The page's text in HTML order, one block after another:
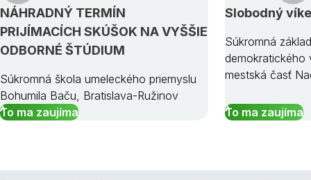
NÁHRADNÝ TERMÍN
PRIJÍMACÍCH SKÚŠOK NA VYŠŠIE
ODBORNÉ ŠTÚDIUM
Súkromná škola umeleckého priemyslu
Bohumila Baču, Bratislava-Ružinov
To ma zaujíma
Slobodný
Súkromná
demokratického
mestská časť
To ma zaujíma